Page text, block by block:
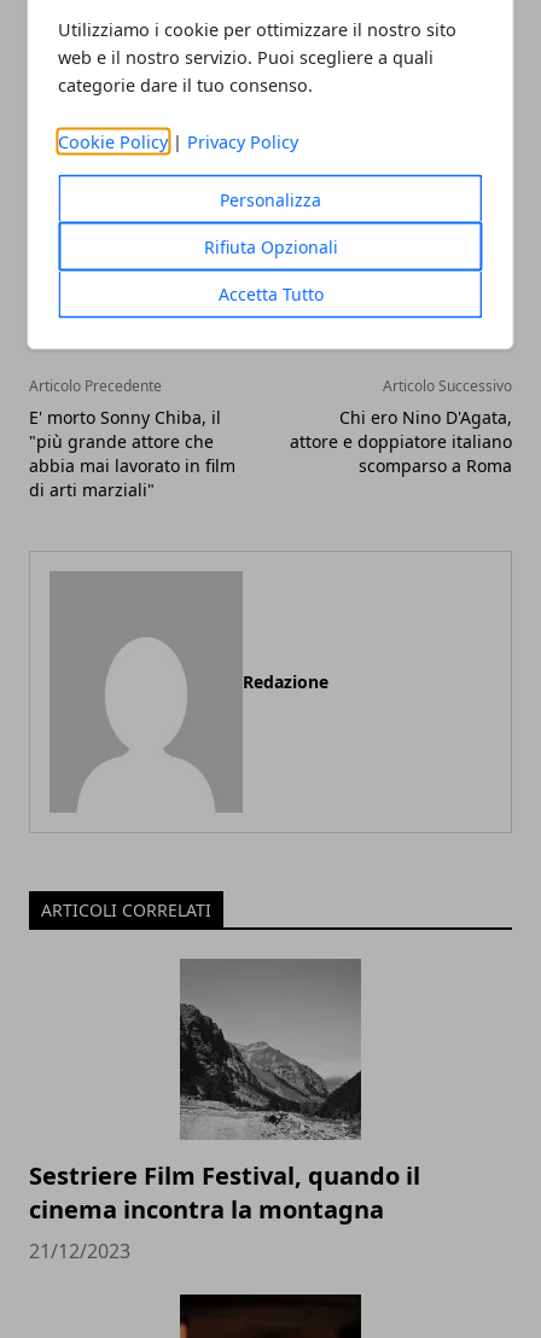
Utilizziamo i cookie per ottimizzare il nostro sito
web e il nostro servizio. Puoi scegliere a quali
categorie dare il tuo consenso.
Cookie Policy | Privacy Policy
Personalizza
Rifiuta Opzionali
Accetta Tutto
schermo possano offrire una giusta spinta verso
una ripresa che appare essere difficile da
guadagnare completamente.
Whatsapp
Articolo Precedente
E' morto Sonny Chiba, il
"più grande attore che
abbia mai lavorato in film
di arti marziali"
Articolo Successivo
Chi ero Nino D'Agata,
attore e doppiatore italiano
scomparso a Roma
Redazione
ARTICOLI CORRELATI
Sestriere Film Festival, quando il
cinema incontra la montagna
21/12/2023